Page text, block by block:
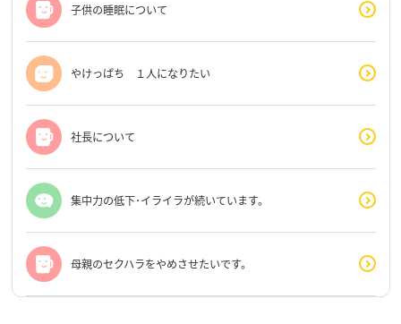
子供の睡眠について
やけっぱち １人になりたい
社長について
集中力の低下･イライラが続いています。
母親のセクハラをやめさせたいです。